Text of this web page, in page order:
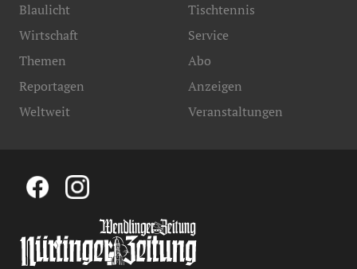
Blaulicht
Tischtennis
Wirtschaft
Themen
Reportagen
Weltweit
Service
Abo
Anzeigen
Veranstaltungen